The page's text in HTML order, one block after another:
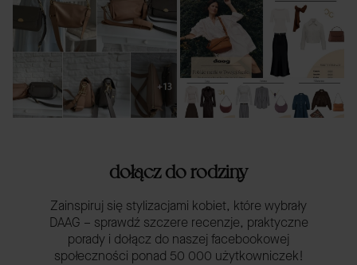
dołącz do rodziny
Zainspiruj się stylizacjami kobiet, które wybrały
DAAG – sprawdź szczere recenzje, praktyczne
porady i dołącz do naszej facebookowej
społeczności ponad 50 000 użytkowniczek!